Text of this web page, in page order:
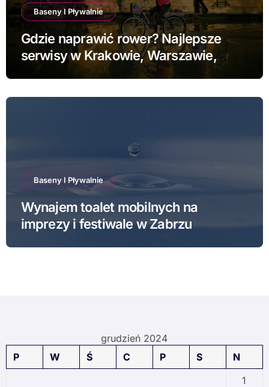
Baseny I Pływalnie
Gdzie naprawić rower? Najlepsze
serwisy w Krakowie, Warszawie,
Poznaniu i Łodzi
Baseny I Pływalnie
Wynajem toalet mobilnych na
imprezy i festiwale w Zabrzu
grudzień 2024
P
W Ś C P S
N
1